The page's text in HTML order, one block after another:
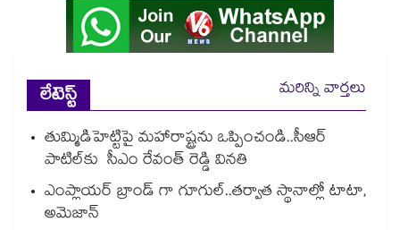
లేటెస్ట్
మరిన్ని వార్తలు
తుమ్మిడిహెట్టిపై మహారాష్ట్రను ఒప్పించండి..సీఆర్
పాటిల్‌‌‌‌‌‌‌‌‌‌‌‌‌‌‌‌కు సీఎం రేవంత్ రెడ్డి విన‌‌‌‌తి
ఎంప్లాయర్ బ్రాండ్ గా గూగుల్..తర్వాత స్థానాల్లో టాటా,
అమెజాన్